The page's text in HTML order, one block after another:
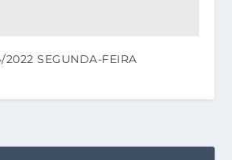
SEGUNDA-FEIRA